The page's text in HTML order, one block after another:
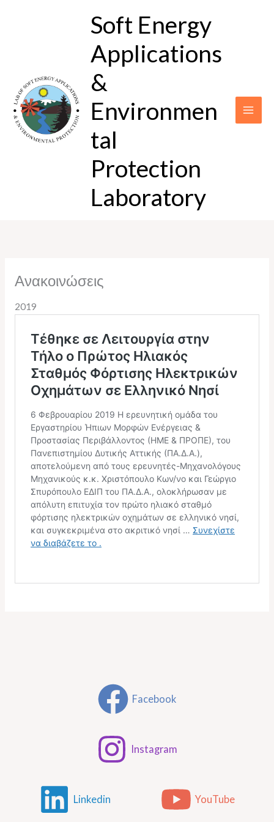
Soft Energy
Applications
&
Environmen
tal
Protection
Laboratory
Ανακοινώσεις
2019
Facebook
Instagram
Linkedin YouTube